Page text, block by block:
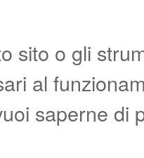
sito o gli
al
saperne di